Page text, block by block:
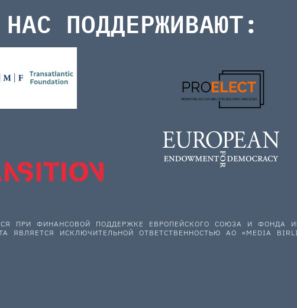
НАС ПОДДЕРЖИВАЮТ:
ПРИ ФИНАНСОВОЙ ПОДДЕРЖКЕ ЕВРОПЕЙСКОГО СОЮЗА И
ЯВЛЯЕТСЯ ИСКЛЮЧИТЕЛЬНОЙ ОТВЕТСТВЕННОСТЬЮ АО «MEDIA